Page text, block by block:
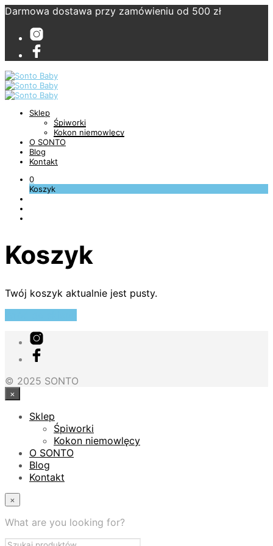
Darmowa dostawa przy zamówieniu od 500 zł
Sklep
Śpiworki
Kokon niemowlęcy
O SONTO
Blog
Kontakt
0
Koszyk
Koszyk
Twój koszyk aktualnie jest pusty.
© 2025 SONTO
×
Sklep
Śpiworki
Kokon niemowlęcy
O SONTO
Blog
Kontakt
×
What are you looking for?